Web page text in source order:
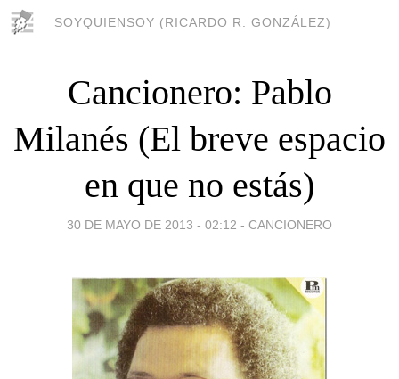
SOYQUIENSOY (RICARDO R. GONZÁLEZ)
Cancionero: Pablo
Milanés (El breve espacio
en que no estás)
30 DE MAYO DE 2013 - 02:12 - CANCIONERO